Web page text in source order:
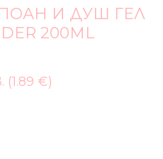
И ДУШ ГЕЛ
200ML
(1.89 €)